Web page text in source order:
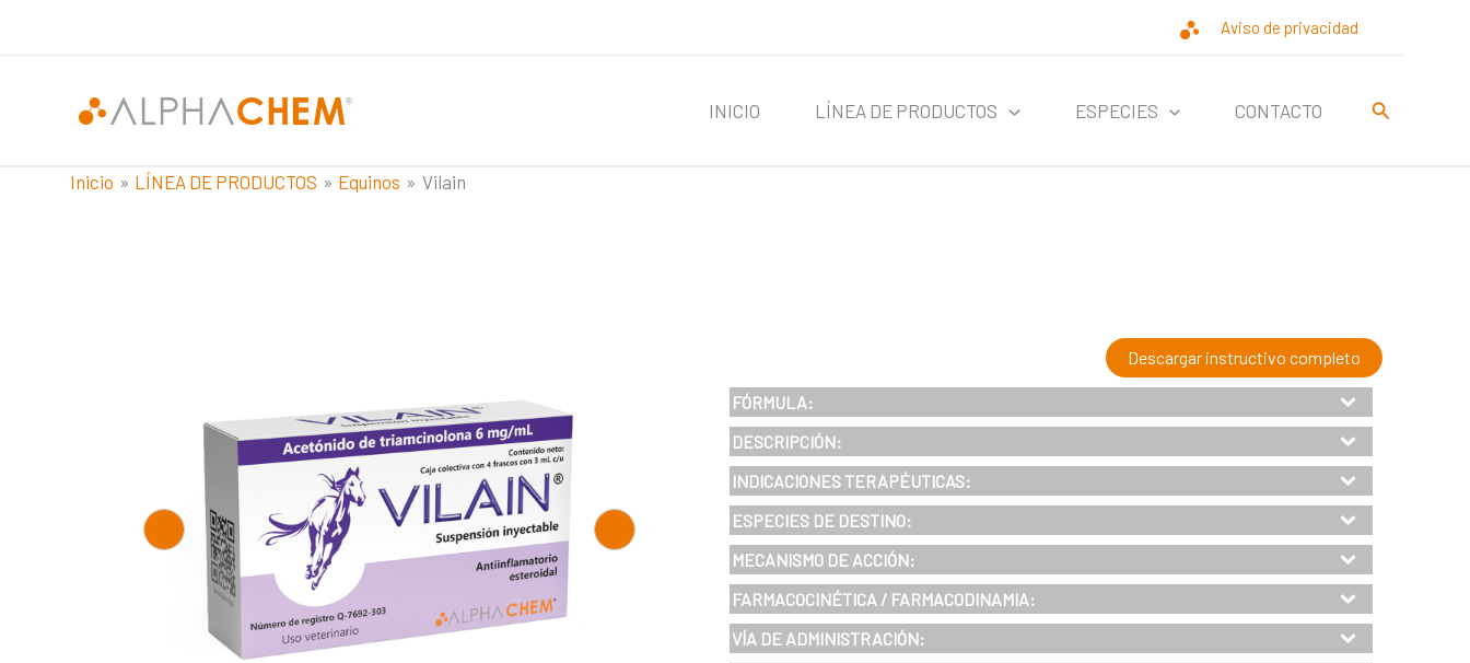
Aviso de privacidad
INICIO LÍNEA DE PRODUCTOS ESPECIES CONTACTO Buscar
Inicio LÍNEA DE PRODUCTOS Equinos Vilain
Descargar instructivo completo
FÓRMULA:
DESCRIPCIÓN:
INDICACIONES TERAPÉUTICAS:
ESPECIES DE DESTINO:
MECANISMO DE ACCIÓN:
FARMACOCINÉTICA / FARMACODINAMIA:
VÍA DE ADMINISTRACIÓN: